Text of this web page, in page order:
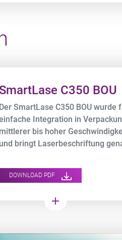
SmartLase C350 BOU
Der SmartLase C350 BOU wurde
Integration in
mittlerer bis hoher
und bringt Laserbeschriftung
die andere Laser nicht
DOWNLOAD PDF
add